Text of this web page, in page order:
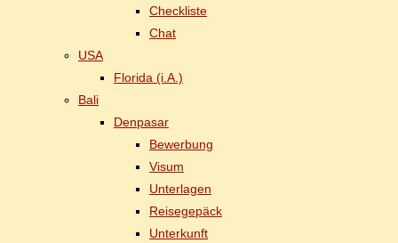
Check­lis­te
Chat
USA
Flo­ri­da (i.A.)
Ba­li
Den­pasar
Be­wer­bung
Vi­sum
Un­ter­la­gen
Rei­se­ge­päck
Un­ter­kunft